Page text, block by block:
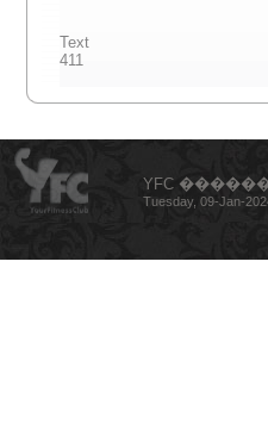
Text
411
YFC
Tuesday, 09-Jan-